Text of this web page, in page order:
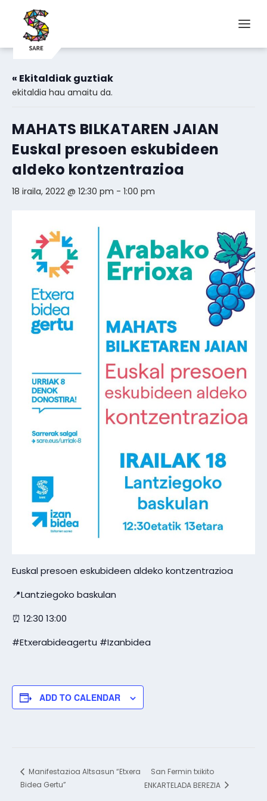
« Ekitaldiak guztiak
ekitaldia hau amaitu da.
MAHATS BILKATAREN JAIAN
Euskal presoen eskubideen
aldeko kontzentrazioa
18 iraila, 2022 @ 12:30 pm - 1:00 pm
Euskal presoen eskubideen aldeko kontzentrazioa
📍Lantziegoko baskulan
⏰ 12:30 13:00
#Etxerabideagertu #Izanbidea
ADD TO CALENDAR
Manifestazioa Altsasun “Etxera
Bidea Gertu”
San Fermin txikito
ENKARTELADA BEREZIA